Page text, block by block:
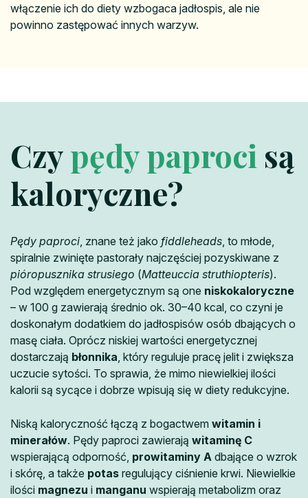
włączenie ich do diety wzbogaca jadłospis, ale nie
powinno zastępować innych warzyw.
Czypędy paproci są
kaloryczne?
Pędy paproci , znane też jako fiddleheads , to młode,
spiralnie zwinięte pastorały najczęściej pozyskiwane z
pióropusznika strusiego (Matteuccia struthiopteris).
Pod względem energetycznym są one niskokaloryczne
– w 100 g zawierają średnio ok. 30–40 kcal, co czyni je
doskonałym dodatkiem do jadłospisów osób dbających o
masę ciała. Oprócz niskiej wartości energetycznej
dostarczają błonnika , który reguluje pracę jelit i zwiększa
uczucie sytości. To sprawia, że mimo niewielkiej ilości
kalorii są sycące i dobrze wpisują się w diety redukcyjne.
Niską kaloryczność łączą z bogactwem witamin i
minerałów. Pędy paproci zawierają witaminę C
wspierającą odporność, prowitaminy A dbające o wzrok
i skórę, a także potas regulujący ciśnienie krwi. Niewielkie
ilości magnezu i manganu wspierają metabolizm oraz